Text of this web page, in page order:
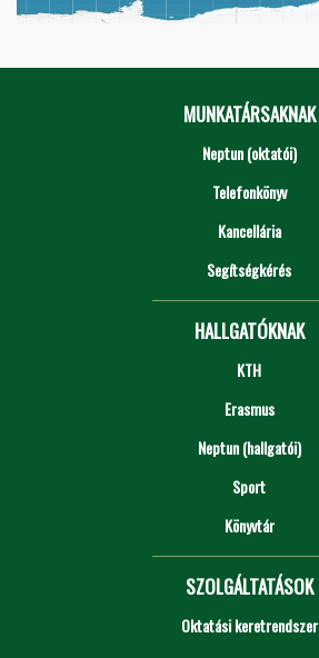
MUNKATÁRSAKNAK
Neptun (oktatói)
Telefonkönyv
Kancellária
Segítségkérés
HALLGATÓKNAK
KTH
Erasmus
Neptun (hallgatói)
Sport
Könyvtár
SZOLGÁLTATÁSOK
Oktatási keretrendszer